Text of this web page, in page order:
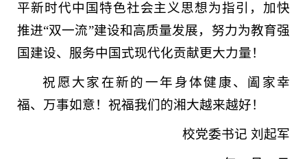
平新时代中国特色社会主义思想为指引，加快
推进“双一流”建设和高质量发展，努力为教育强
国建设、服务中国式现代化贡献更大力量！
祝愿大家在新的一年身体健康、阖家幸
福、万事如意！祝福我们的湘大越来越好！
校党委书记 刘起军